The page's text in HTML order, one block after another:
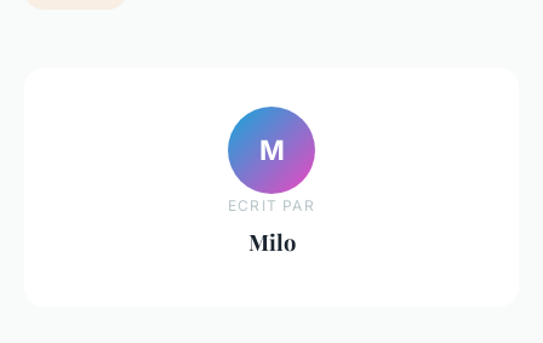
M
ECRIT PAR
Milo